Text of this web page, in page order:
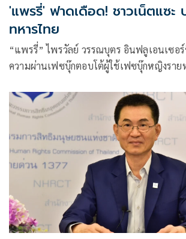
'แพรรี่' ฟาดเดือด! ชาวเน็ตแซะ
ทหารไทย
“แพรรี่” ไพรวัลย์ วรรณบุตร อินฟลูเอนเซอ
ความผ่านเฟซบุ๊กตอบโต้ผู้ใช้เฟซบุ๊กหญิงราย